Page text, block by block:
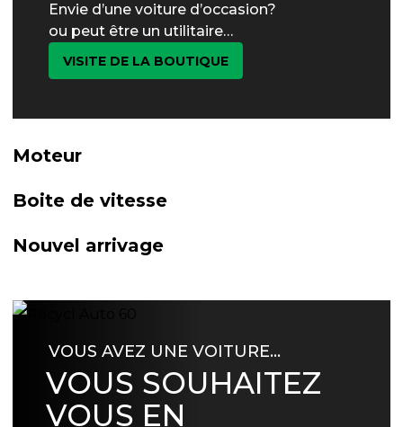
Envie d’une voiture d’occasion?
ou peut être un utilitaire…
VISITE DE LA BOUTIQUE
Moteur
Boite de vitesse
Nouvel arrivage
VOUS AVEZ UNE VOITURE…
VOUS SOUHAITEZ
VOUS EN